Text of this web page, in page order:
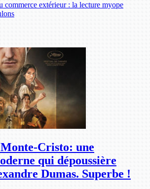
commerce extérieur : la lecture myope
Cristo: une
qui dépoussière
Dumas. Superbe !